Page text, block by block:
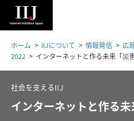
ホーム IIJについて 情報発信 広
2022
インターネットと作る未来「災
社会を支えるIIJ
インターネットと作る